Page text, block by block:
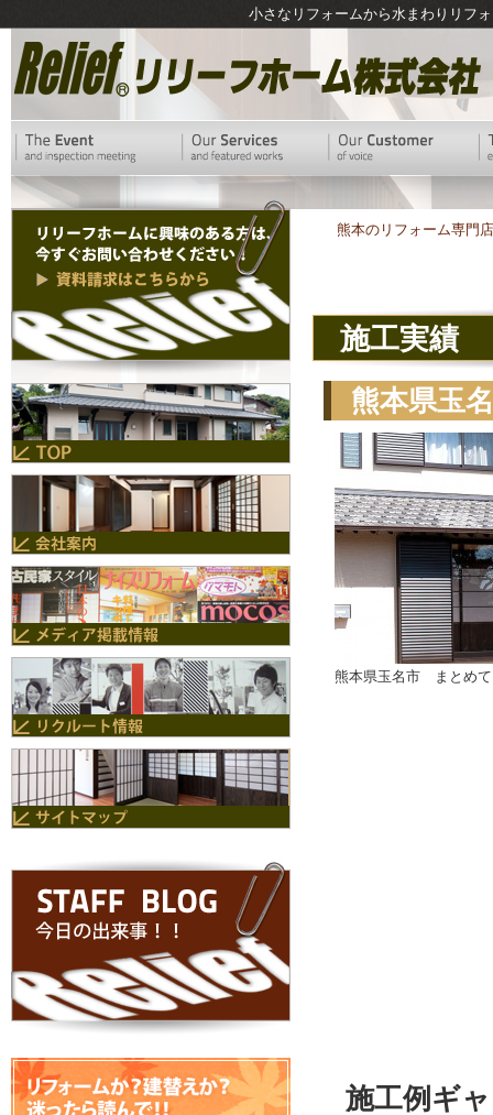
小さなリフォームから水まわりリフ
熊本のリフォーム専門
施工実績
熊本県玉
熊本県玉名市 まとめ
施工例ギ